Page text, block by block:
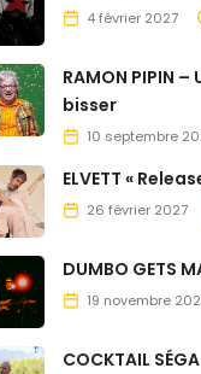
4 février 2027
RAMON PIPIN
bisser
10 septembre
ELVETT «
26 février 2027
DUMBO GETS
19 novembre
COCKTAIL